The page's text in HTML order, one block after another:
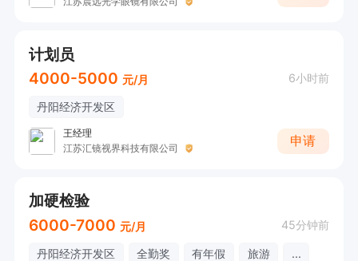
计划员
4000-5000 元/月 6小时前
丹阳经济开发区
王经理
江苏汇镜视界科技有限公司
申请
加硬检验
6000-7000 元/月 45分钟前
丹阳经济开发区 全勤奖 有年假 旅游 ...